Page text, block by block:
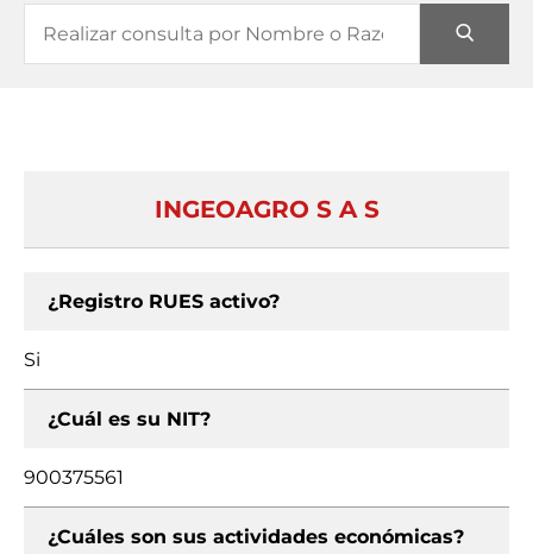
INGEOAGRO S A S
¿Registro RUES activo?
Si
¿Cuál es su NIT?
900375561
¿Cuáles son sus actividades económicas?